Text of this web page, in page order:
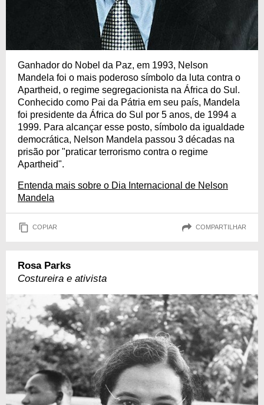
Ganhador do Nobel da Paz, em 1993, Nelson
Mandela foi o mais poderoso símbolo da luta contra o
Apartheid, o regime segregacionista na África do Sul.
Conhecido como Pai da Pátria em seu país, Mandela
foi presidente da África do Sul por 5 anos, de 1994 a
1999. Para alcançar esse posto, símbolo da igualdade
democrática, Nelson Mandela passou 3 décadas na
prisão por "praticar terrorismo contra o regime
Apartheid".
Entenda mais sobre o Dia Internacional de Nelson
Mandela
COPIAR COMPARTILHAR
Rosa Parks
Costureira e ativista